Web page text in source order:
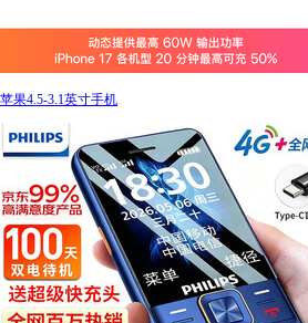
苹果4.5-3.1英寸手机